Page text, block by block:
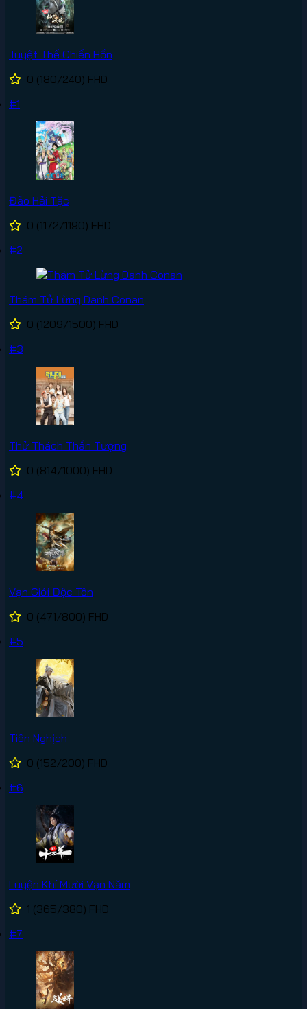
Tuyệt Thế Chiến Hồn
0 (180/240) FHD
#1
Đảo Hải Tặc
0 (1172/1190) FHD
#2
Thám Tử Lừng Danh Conan
0 (1209/1500) FHD
#3
Thử Thách Thần Tượng
0 (814/1000) FHD
#4
Vạn Giới Độc Tôn
0 (471/800) FHD
#5
Tiên Nghịch
0 (152/200) FHD
#6
Luyện Khí Mười Vạn Năm
1 (365/380) FHD
#7